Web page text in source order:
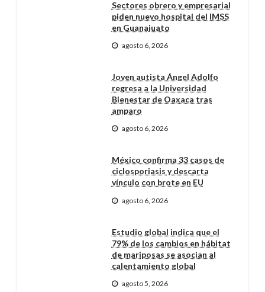
Sectores obrero y empresarial
piden nuevo hospital del IMSS
en Guanajuato
agosto 6, 2026
Joven autista Ángel Adolfo
regresa a la Universidad
Bienestar de Oaxaca tras
amparo
agosto 6, 2026
México confirma 33 casos de
ciclosporiasis y descarta
vínculo con brote en EU
agosto 6, 2026
Estudio global indica que el
79% de los cambios en hábitat
de mariposas se asocian al
calentamiento global
agosto 5, 2026